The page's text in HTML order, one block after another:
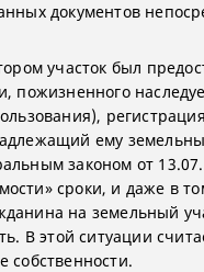
документов
участок был
пожизненного
ему
законом от
сроки, и даже в
на земельный
В этой ситуации
собственности.